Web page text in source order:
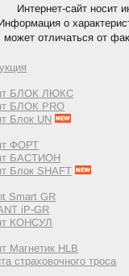
Интернет-сайт носит
о
может отличаться от
БЛОК ЛЮКС
БЛОК PRO
Блок UN
ФОРТ
БАСТИОН
Блок SHAFT
Smart GR
iP-GR
КОНСУЛ
Магнетик HLB
страховочного троса